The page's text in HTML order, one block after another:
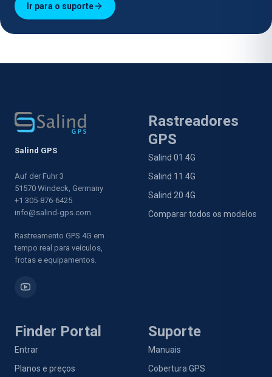
Ir para o suporte
Salind GPS
Auf der Fuhr 3
51570 Windeck, Germany
+1 305-876-6425
info@salind-gps.com
Rastreamento GPS 4G em
tempo real para veículos,
frotas e equipamentos.
Rastreadores
GPS
Salind 01 4G
Salind 11 4G
Salind 20 4G
Comparar todos os modelos
Finder Portal
Entrar
Planos e preços
Suporte
Manuais
Cobertura GPS